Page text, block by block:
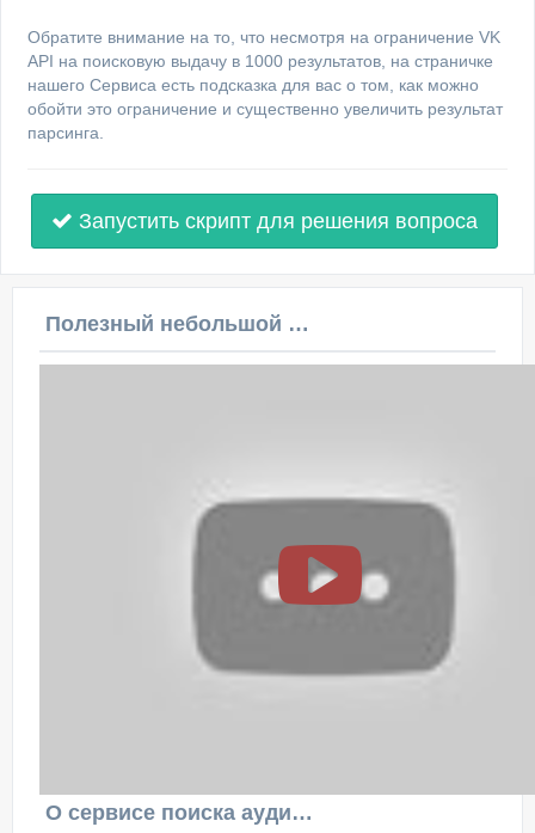
Обратите внимание на то, что несмотря на ограничение VK
API на поисковую выдачу в 1000 результатов, на страничке
нашего Сервиса есть подсказка для вас о том, как можно
обойти это ограничение и существенно увеличить результат
парсинга.
Запустить скрипт для решения вопроса
Полезный небольшой видеоурок по этой теме
О сервисе поиска аудитории ВКонтакте